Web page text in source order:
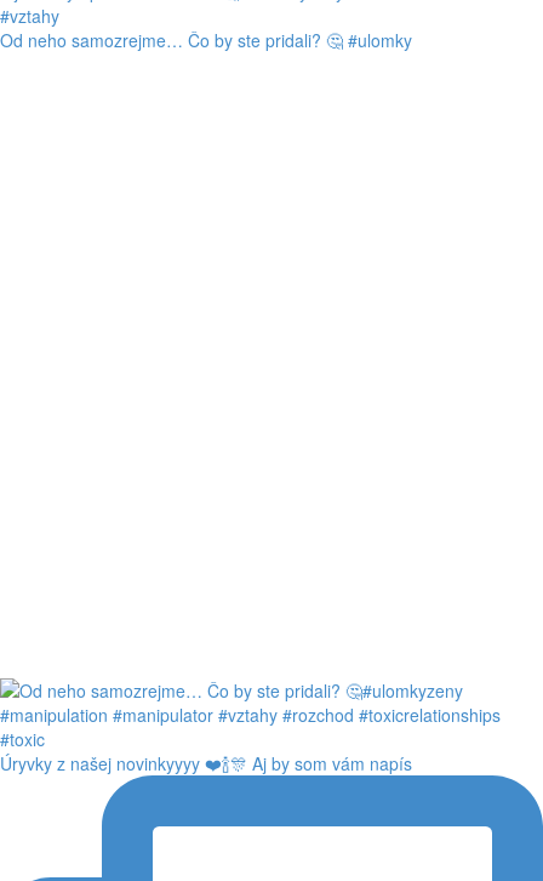
Od neho samozrejme… Čo by ste pridali? 🤔 #ulomky
Úryvky z našej novinkyyyy ❤️🍾🎊 Aj by som vám napís